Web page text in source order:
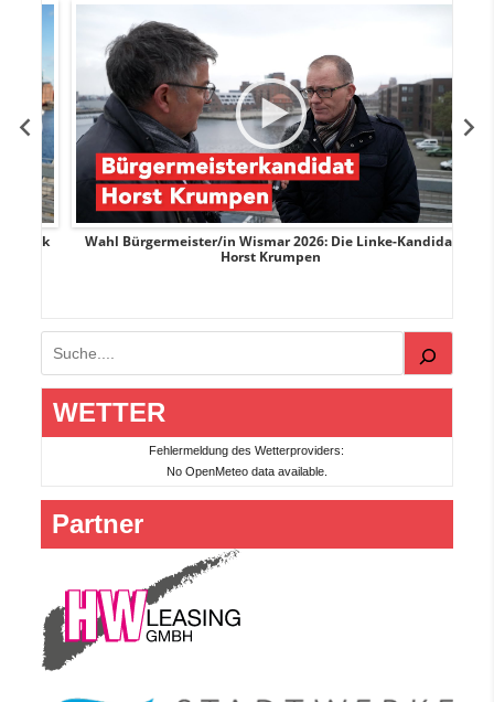
Wahl Bürgermeister/in Wismar 2026: Die Linke-Kandidat
Horst Krumpen
Suchen
WETTER
Fehlermeldung des Wetterproviders:
No OpenMeteo data available.
Partner